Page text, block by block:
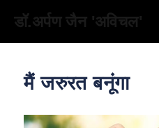
डॉ.अर्पण जैन 'अविचल'
मैं जरुरत बनूंगा